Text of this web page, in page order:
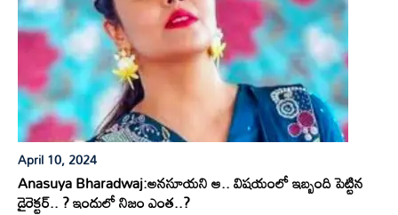
April 10, 2024
Anasuya Bharadwaj:అనసూయని ఆ.. విషయంలో ఇబ్బంది పెట్టిన
డైరెక్టర్.. ? ఇందులో నిజం ఎంత..?